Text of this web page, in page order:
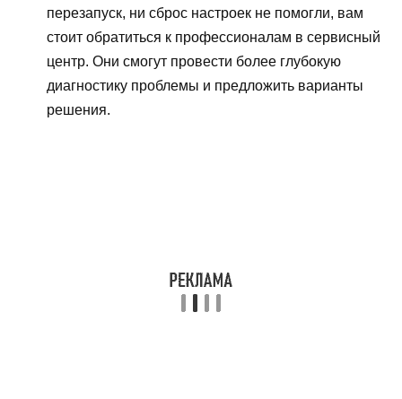
перезапуск, ни сброс настроек не помогли, вам
стоит обратиться к профессионалам в сервисный
центр. Они смогут провести более глубокую
диагностику проблемы и предложить варианты
решения.